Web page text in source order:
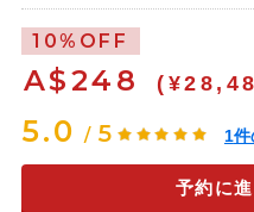
10%OFF
A$248
5.0 / 5 1件
予約に